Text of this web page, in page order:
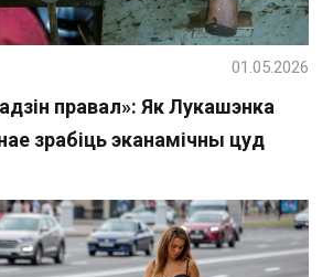
правал»: Як Лукашэнка
зрабіць эканамічны цуд
01.05.2026